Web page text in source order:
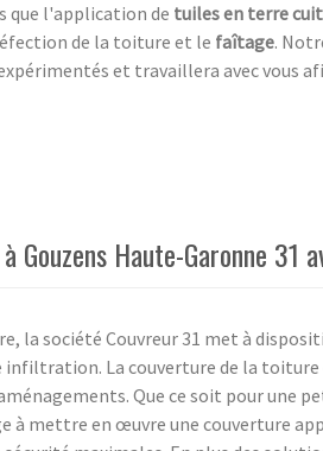
que l'application de tuiles en terre
de la toiture et le faîtage.
et travaillera avec vous
Haute-Garonne 31
la société Couvreur 31 met à
La couverture de la toiture
Que ce soit pour une
à mettre en œuvre une couverture